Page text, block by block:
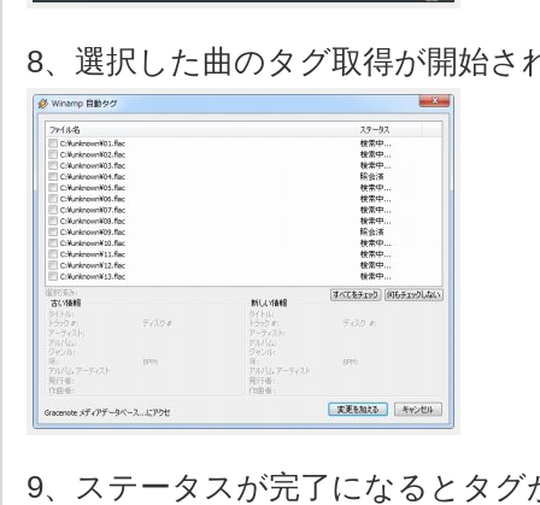
8、選択した曲のタグ取得が開始さ
9、ステータスが完了になるとタグ